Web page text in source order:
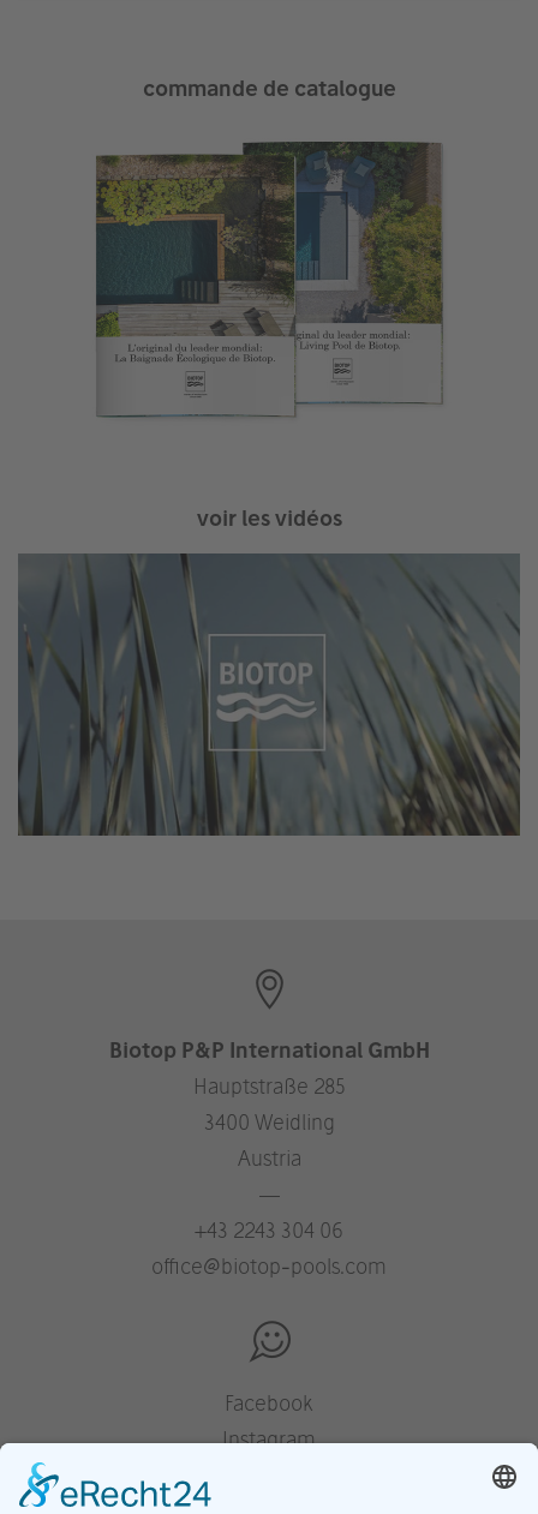
commande de catalogue
voir les vidéos
Biotop P&P International GmbH
Hauptstraße 285
3400 Weidling
Austria
—
+43 2243 304 06
office@biotop-pools.com
Facebook
Instagram